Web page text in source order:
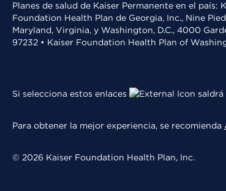
Planes de salud de Kaiser Permanente en el
Foundation Health Plan de Georgia, Inc., Nine
Maryland, Virginia, y Washington, D.C., 4000
97232 • Kaiser Foundation Health Plan of
Si selecciona estos enlaces
Para obtener la mejor experiencia, se recomienda
© 2026 Kaiser Foundation Health Plan, Inc.